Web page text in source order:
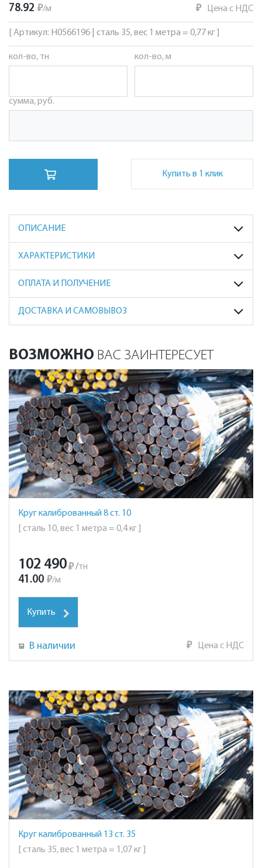
78.92 ₽/м ₽ Цена с НДС
[ Артикул: Н0566196 | сталь 35, вес 1 метра = 0,77 кг ]
кол-во, тн кол-во, м
сумма, руб.
Купить в 1 клик
ОПИСАНИЕ
ХАРАКТЕРИСТИКИ
ОПЛАТА И ПОЛУЧЕНИЕ
ДОСТАВКА И САМОВЫВОЗ
ВОЗМОЖНО ВАС ЗАИНТЕРЕСУЕТ
Круг калиброванный 8 ст. 10
[ сталь 10, вес 1 метра = 0,4 кг ]
102 490₽ /тн
41.00 ₽/м
Купить
В наличии ₽ Цена с НДС
Круг калиброванный 13 ст. 35
[ сталь 35, вес 1 метра = 1,07 кг ]